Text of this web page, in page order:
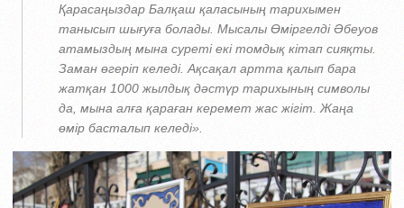
Қарасаңыздар Балқаш қаласының тарихымен
танысып шығуға болады. Мысалы Өміргелді Әбеуов
атамыздың мына суреті екі томдық кітап сияқты.
Заман өгеріп келеді. Ақсақал артта қалып бара
жатқан 1000 жылдық дәстүр тарихының символы
да, мына алға қараған керемет жас жігіт. Жаңа
өмір басталып келеді».